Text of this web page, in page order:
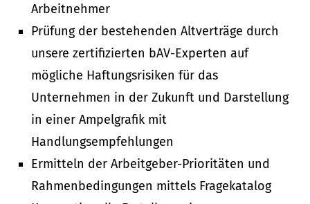
Arbeitnehmer
Prüfung der bestehenden Altverträge durch
unsere zertifizierten bAV-Experten auf
mögliche Haftungsrisiken für das
Unternehmen in der Zukunft und Darstellung
in einer Ampelgrafik mit
Handlungsempfehlungen
Ermitteln der Arbeitgeber-Prioritäten und
Rahmenbedingungen mittels Fragekatalog